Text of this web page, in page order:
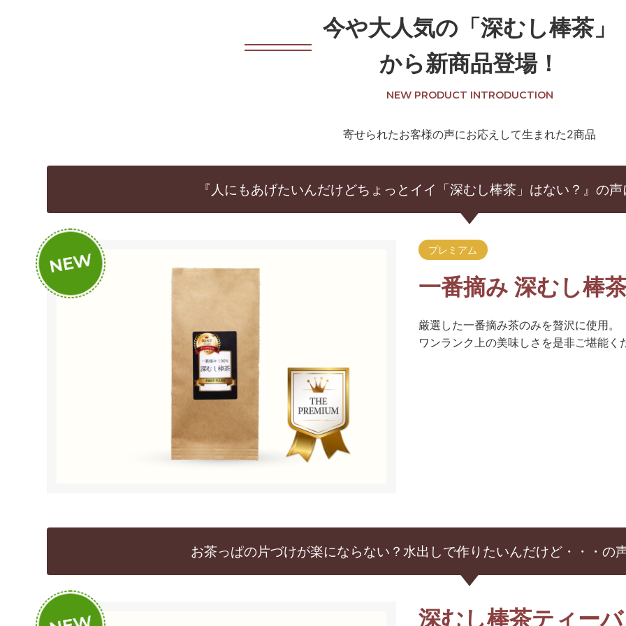
今や大人気の 「深むし棒茶」
から新商品登場！
NEW PRODUCT INTRODUCTION
寄せられたお客様の声にお応えして生まれた2商品
『人にもあげたいんだけどちょっとイイ「深むし棒茶」はない？』の声
プレミアム
一番摘み 深むし棒
厳選した一番摘み茶のみを贅沢に使用。
ワンランク上の美味しさを是非ご堪能く
お茶っぱの片づけが楽にならない？水出しで作りたいんだけど・・・の
深むし棒茶ティー